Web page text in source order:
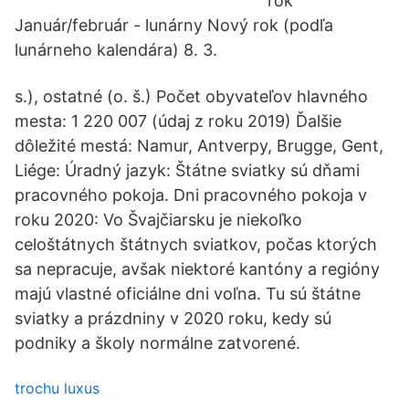
Január/február - lunárny Nový rok (podľa
lunárneho kalendára) 8. 3.
s.), ostatné (o. š.) Počet obyvateľov hlavného
mesta: 1 220 007 (údaj z roku 2019) Ďalšie
dôležité mestá: Namur, Antverpy, Brugge, Gent,
Liége: Úradný jazyk: Štátne sviatky sú dňami
pracovného pokoja. Dni pracovného pokoja v
roku 2020: Vo Švajčiarsku je niekoľko
celoštátnych štátnych sviatkov, počas ktorých
sa nepracuje, avšak niektoré kantóny a regióny
majú vlastné oficiálne dni voľna. Tu sú štátne
sviatky a prázdniny v 2020 roku, kedy sú
podniky a školy normálne zatvorené.
trochu luxus